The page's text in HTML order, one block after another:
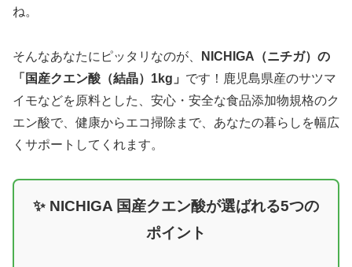
ね。
そんなあなたにピッタリなのが、
NICHIGA（ニチガ）の
「国産クエン酸（結晶）1kg」 です！鹿児島県産のサツマ
イモなどを原料とした、安心・安全な食品添加物規格のク
エン酸で、健康からエコ掃除まで、あなたの暮らしを幅広
くサポートしてくれます。
✨ NICHIGA 国産クエン酸が選ばれる5つの
ポイント